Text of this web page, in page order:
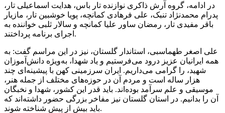
در ادامه، گروه آرش ذاکری نوازنده تار باس، هدایت اسماعیلی تار،
پدرام محمدنژاد تنبک، علی فرهادی کمانچه، پویا خوشبین تار، مازیار
باقر مفیدی تار، رمضان ساور علیا کمانچه و سالار ثلبی خواننده به
اجرای برنامه پرداختند.
علی اصغر طهماسبی، استاندار گلستان، نیز در این مراسم گفت: به
همه ایرانیان عزیز درود می‌فرستیم و یاد شهدا، به‌ویژه دانش‌آموزان
شهید، را گرامی می‌داریم. ایران سرزمینی کهن با پیشینه‌ای چند
هزار ساله است و مردم آن در حوزه‌های مختلف از جمله هنر،
موسیقی و علم سرآمد بوده‌اند. باید قدر این کشور، شهدا و نخبگان
آن را بدانیم. در استان گلستان نیز مفاخر بزرگی حضور داشته‌اند که
باید بیش از پیش شناخته شوند.